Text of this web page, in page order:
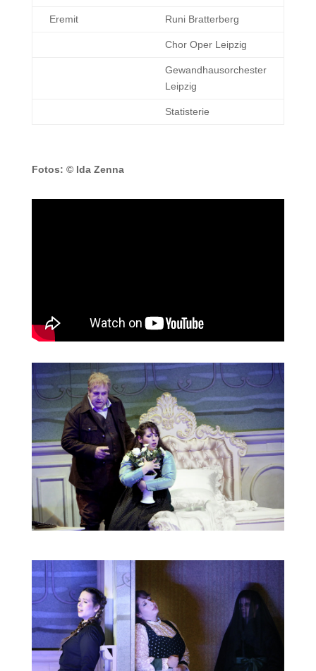
Eremit Runi Bratterberg
Chor Oper Leipzig
Gewandhausorchester
Leipzig
Statisterie
Fotos: © Ida Zenna